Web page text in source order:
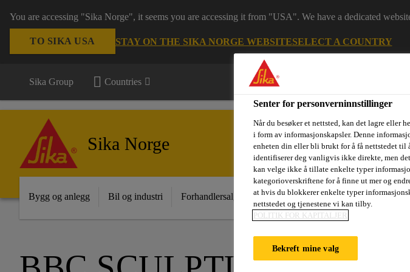
You are accessing "Sika Norge", it seems you are accessing it from "USA". We have a dedicated
TO SIKA USA STAY ON THE SIKA NORGE WEBSITESELECT A COUNTRY
Sika Group Countries
Sika Norge
Bygg og anlegg Bil og industri Forhandlersalg Prosjektområder Dokumentasjon
Senter for personverninnstillinger
Når du besøker et nettsted, kan det lagre eller
i form av informasjonskapsler. Denne
enheten din eller bli brukt for å få nettstedet til
identifiserer deg vanligvis ikke direkte, men
kan velge ikke å tillate enkelte typer
kategorioverskriftene for å finne ut mer og
at hvis du blokkerer enkelte typer
nettstedet og tjenestene vi kan tilby.
POLITIK FOR KAPITALJER
Bekreft mine valg